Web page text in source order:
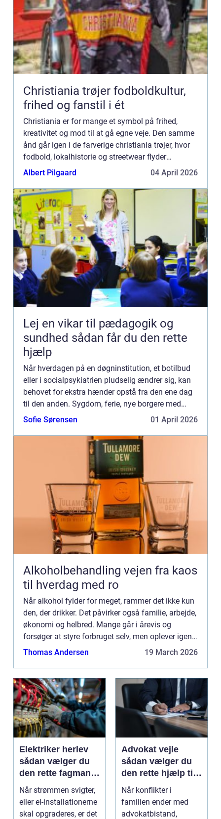
Christiania trøjer fodboldkultur,
frihed og fanstil i ét
Christiania er for mange et symbol på frihed,
kreativitet og mod til at gå egne veje. Den samme
ånd går igen i de farverige christiania trøjer, hvor
fodbold, lokalhistorie og streetwear flyder
sammen. For fans af Christiania Sports Club
Albert Pilgaard 04 April 2026
Lej en vikar til pædagogik og
sundhed sådan får du den rette
hjælp
Når hverdagen på en døgninstitution, et botilbud
eller i socialpsykiatrien pludselig ændrer sig, kan
behovet for ekstra hænder opstå fra den ene dag
til den anden. Sygdom, ferie, nye borgere med
komplekse behov eller akutte opgaver lægger pres
Sofie Sørensen 01 April 2026
Alkoholbehandling vejen fra kaos
til hverdag med ro
Når alkohol fylder for meget, rammer det ikke kun
den, der drikker. Det påvirker også familie, arbejde,
økonomi og helbred. Mange går i årevis og
forsøger at styre forbruget selv, men oplever igen
og igen at miste kontrollen. På et tidspunkt bliver
Thomas Andersen 19 March 2026
Elektriker herlev
sådan vælger du
den rette fagmand
til dine el-opgaver
Når strømmen svigter,
eller el-installationerne
skal opgraderes, er det
Advokat vejle
sådan vælger du
den rette hjælp til
familieretten
Når konflikter i
familien ender med
advokatbistand,